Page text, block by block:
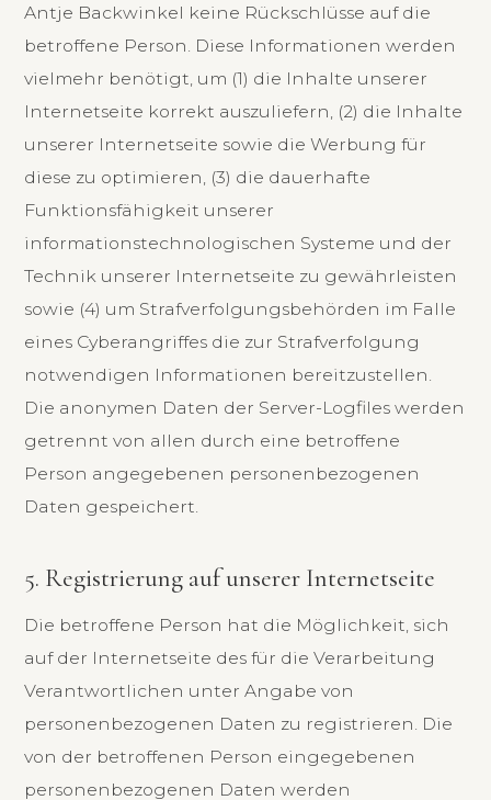
Antje Backwinkel keine Rückschlüsse auf die
betroffene Person. Diese Informationen werden
vielmehr benötigt, um (1) die Inhalte unserer
Internetseite korrekt auszuliefern, (2) die Inhalte
unserer Internetseite sowie die Werbung für
diese zu optimieren, (3) die dauerhafte
Funktionsfähigkeit unserer
informationstechnologischen Systeme und der
Technik unserer Internetseite zu gewährleisten
sowie (4) um Strafverfolgungsbehörden im Falle
eines Cyberangriffes die zur Strafverfolgung
notwendigen Informationen bereitzustellen.
Die anonymen Daten der Server-Logfiles werden
getrennt von allen durch eine betroffene
Person angegebenen personenbezogenen
Daten gespeichert.
5. Registrierung auf unserer Internetseite
Die betroffene Person hat die Möglichkeit, sich
auf der Internetseite des für die Verarbeitung
Verantwortlichen unter Angabe von
personenbezogenen Daten zu registrieren. Die
von der betroffenen Person eingegebenen
personenbezogenen Daten werden